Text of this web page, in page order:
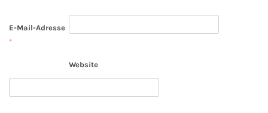
E-Mail-Adresse
*
Website